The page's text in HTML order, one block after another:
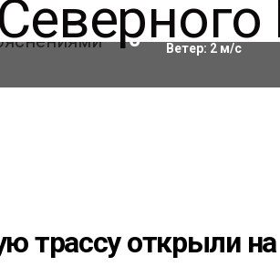
10°C Влажность:74%
Ветер: 2м/с
трассу открыли на